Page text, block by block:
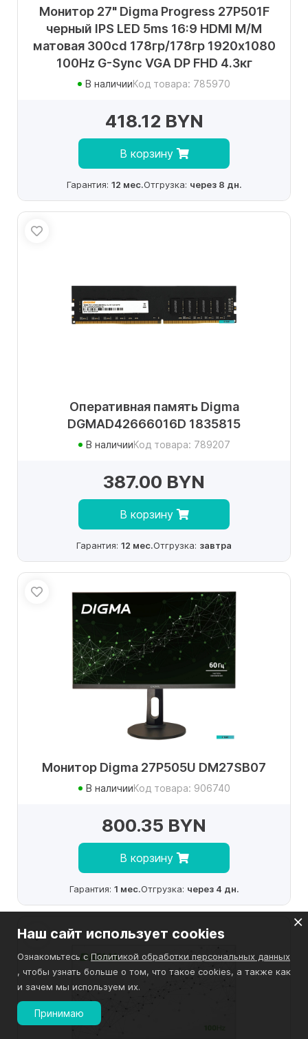
Монитор 27" Digma Progress 27P501F
черный IPS LED 5ms 16:9 HDMI M/M
матовая 300cd 178гр/178гр 1920x1080
100Hz G-Sync VGA DP FHD 4.3кг
В наличииКод товара: 785970
418.12 BYN
В корзину
Гарантия: 12 мес.Отгрузка: через 8 дн.
Оперативная память Digma
DGMAD42666016D 1835815
В наличииКод товара: 789207
387.00 BYN
В корзину
Гарантия: 12 мес.Отгрузка: завтра
Монитор Digma 27P505U DM27SB07
В наличииКод товара: 906740
800.35 BYN
В корзину
Гарантия: 1 мес.Отгрузка: через 4 дн.
Наш сайт использует cookies
Ознакомьтесь сПолитикой обработки персональных данных
, чтобы узнать больше о том, что такое cookies, а также как
и зачем мы используем их.
Принимаю